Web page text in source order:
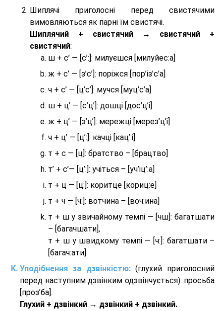
Шиплячі приголосні перед свистячими
вимовляються як парні їм свистячі.
Шиплячий + свистячий → свистячий +
свистячий:
ш + с’ — [с’:]: милуєшся [милуйес:а]
ж + с’ — [з’с’]: поріжся [пор’із’с’а]
ч + с’ — [ц’с’]: мучся [муц’с’а]
ш + ц’ — [с’ц’]: дошці [дос’ц’і]
ж + ц’ — [з’ц’]: мережці [мерез’ц’і]
ч + ц’ — [ц’:]: качці [кац’:і]
т + с — [ц]: братство – [брaцтво]
т’ + с’— [ц’:]: учіться – [уч’іц’:a]
т + ц — [ц:]: коритце [кориц:е]
т + ч — [ч:]: вотчина – [вoч:ина]
т + ш у звичайному темпі — [чш]: багатшати
– [багачшати],
т + ш у швидкому темпі — [ч:]: багатшати –
[багач:ати].
Уподібнення за дзвінкістю:(глухий приголосний
перед наступним дзвінким одзвінчується): просьба
[проз’ба].
Глухий + дзвінкий → дзвінкий + дзвінкий.